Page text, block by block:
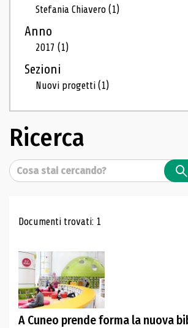
Stefania Chiavero(1)
Anno
2017(1)
Sezioni
Nuovi progetti(1)
Ricerca
Cerca
Risultati di ricerca
Documenti trovati: 1
A Cuneo prende forma la nuova